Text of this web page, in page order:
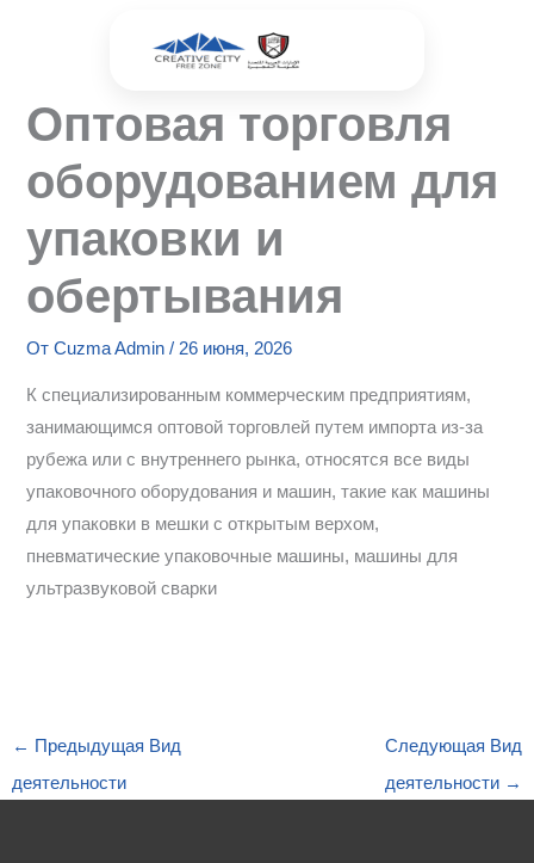
Оптовая торговля
оборудованием для
упаковки и
обертывания
ОтCuzma Admin/ 26 июня, 2026
К специализированным коммерческим предприятиям,
занимающимся оптовой торговлей путем импорта из-за
рубежа или с внутреннего рынка, относятся все виды
упаковочного оборудования и машин, такие как машины
для упаковки в мешки с открытым верхом,
пневматические упаковочные машины, машины для
ультразвуковой сварки
← Предыдущая Вид
деятельности
Следующая Вид
деятельности →